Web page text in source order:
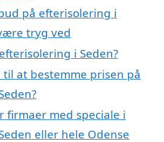
på efterisolering i
tryg ved
i Seden?
til at bestemme prisen på
firmaer med speciale i
eller hele Odense